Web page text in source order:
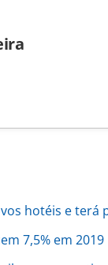
hotéis e terá
7,5% em 2019